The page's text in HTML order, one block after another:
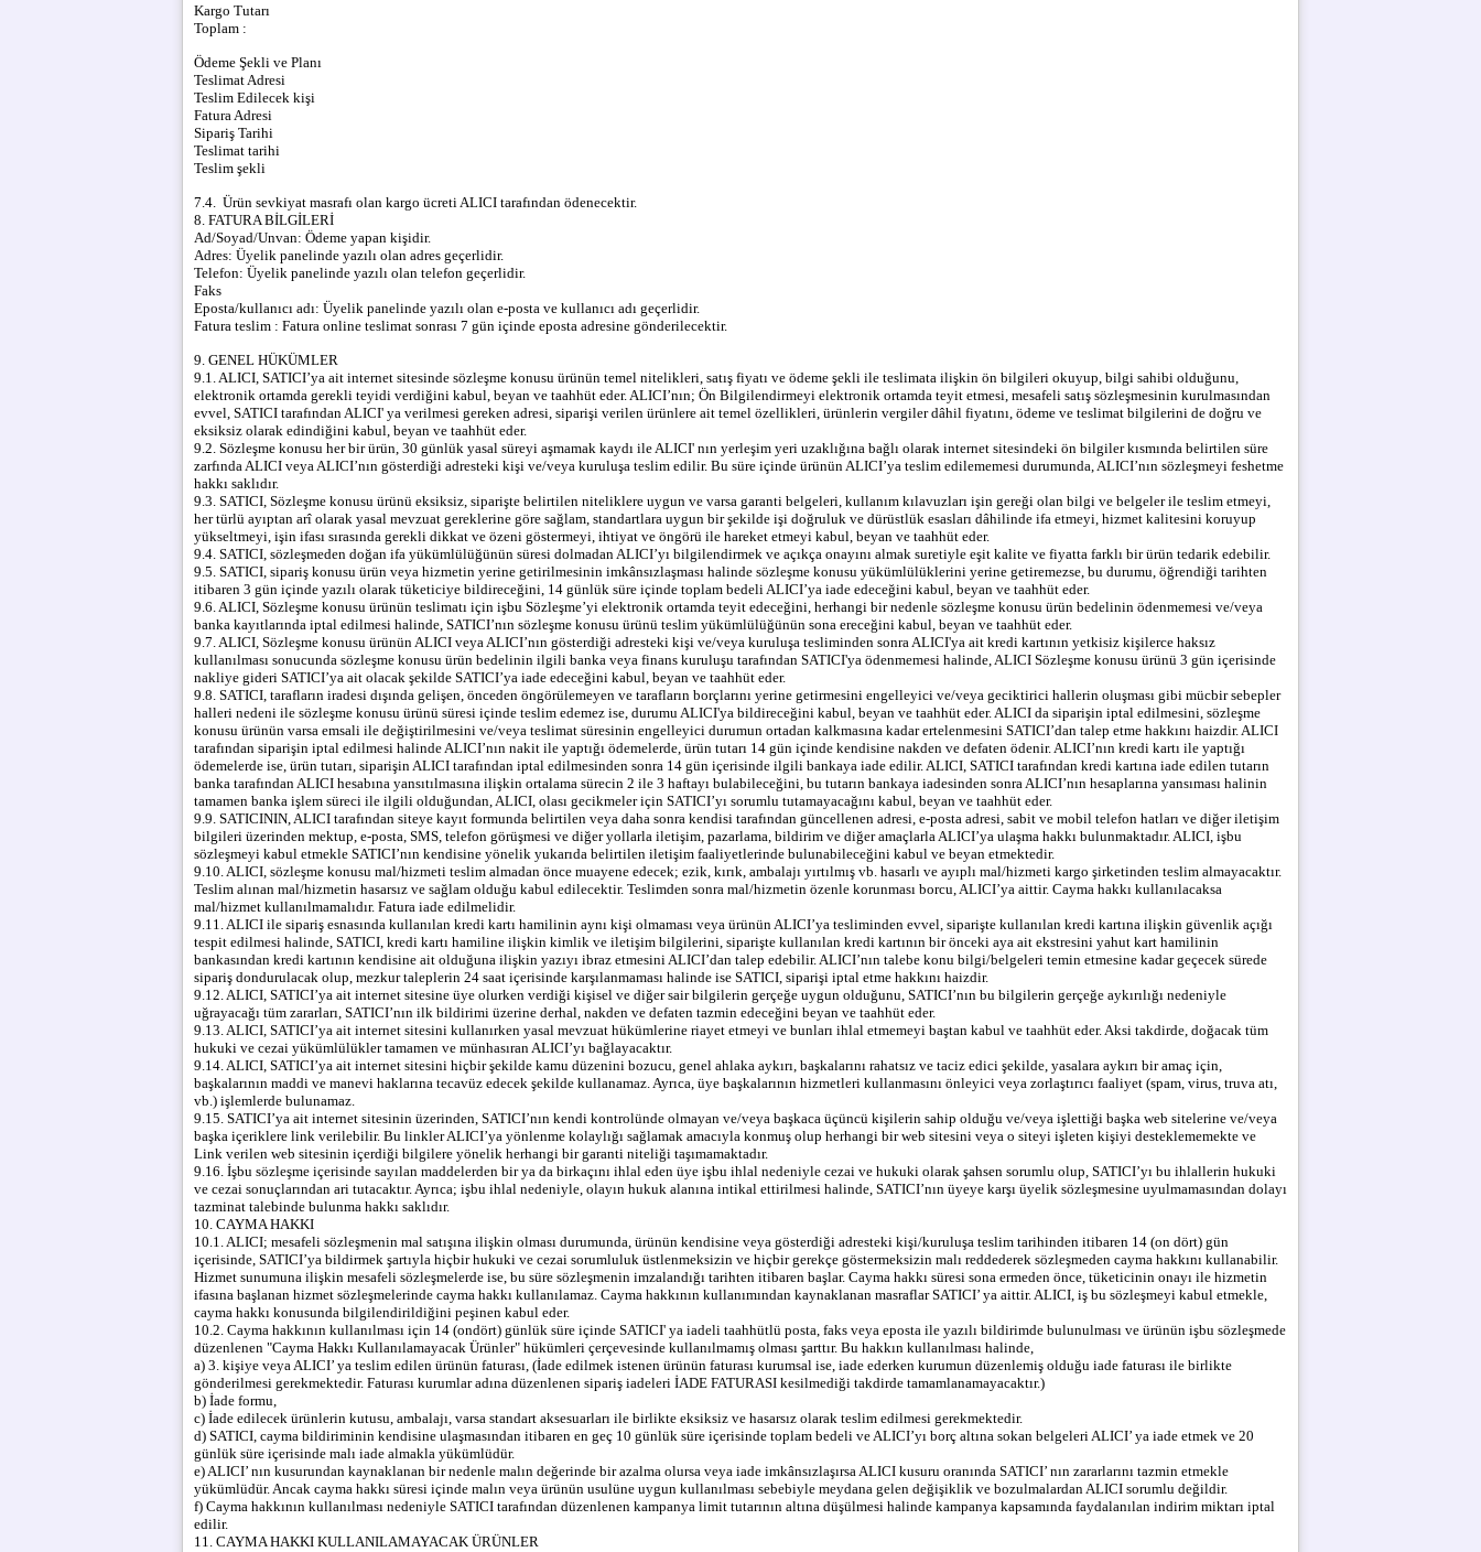
Kargo Tutarı
Toplam :
Ödeme Şekli ve Planı
Teslimat Adresi
Teslim Edilecek kişi
Fatura Adresi
Sipariş Tarihi
Teslimat tarihi
Teslim şekli
7.4. Ürün sevkiyat masrafı olan kargo ücreti ALICI tarafından ödenecektir.
8. FATURA BİLGİLERİ
Ad/Soyad/Unvan: Ödeme yapan kişidir.
Adres: Üyelik panelinde yazılı olan adres geçerlidir.
Telefon: Üyelik panelinde yazılı olan telefon geçerlidir.
Faks
Eposta/kullanıcı adı: Üyelik panelinde yazılı olan e-posta ve kullanıcı adı geçerlidir.
Fatura teslim : Fatura online teslimat sonrası 7 gün içinde eposta adresine gönderilecektir.
9. GENEL HÜKÜMLER
9.1. ALICI, SATICI’ya ait internet sitesinde sözleşme konusu ürünün temel nitelikleri, satış fiyatı ve ödeme şekli ile teslimata ilişkin ön bilgileri okuyup, bilgi sahibi olduğunu,
elektronik ortamda gerekli teyidi verdiğini kabul, beyan ve taahhüt eder. ALICI’nın; Ön Bilgilendirmeyi elektronik ortamda teyit etmesi, mesafeli satış sözleşmesinin kurulmasından
evvel, SATICI tarafından ALICI' ya verilmesi gereken adresi, siparişi verilen ürünlere ait temel özellikleri, ürünlerin vergiler dâhil fiyatını, ödeme ve teslimat bilgilerini de doğru ve
eksiksiz olarak edindiğini kabul, beyan ve taahhüt eder.
9.2. Sözleşme konusu her bir ürün, 30 günlük yasal süreyi aşmamak kaydı ile ALICI' nın yerleşim yeri uzaklığına bağlı olarak internet sitesindeki ön bilgiler kısmında belirtilen süre
zarfında ALICI veya ALICI’nın gösterdiği adresteki kişi ve/veya kuruluşa teslim edilir. Bu süre içinde ürünün ALICI’ya teslim edilememesi durumunda, ALICI’nın sözleşmeyi feshetme
hakkı saklıdır.
9.3. SATICI, Sözleşme konusu ürünü eksiksiz, siparişte belirtilen niteliklere uygun ve varsa garanti belgeleri, kullanım kılavuzları işin gereği olan bilgi ve belgeler ile teslim etmeyi,
her türlü ayıptan arî olarak yasal mevzuat gereklerine göre sağlam, standartlara uygun bir şekilde işi doğruluk ve dürüstlük esasları dâhilinde ifa etmeyi, hizmet kalitesini koruyup
yükseltmeyi, işin ifası sırasında gerekli dikkat ve özeni göstermeyi, ihtiyat ve öngörü ile hareket etmeyi kabul, beyan ve taahhüt eder.
9.4. SATICI, sözleşmeden doğan ifa yükümlülüğünün süresi dolmadan ALICI’yı bilgilendirmek ve açıkça onayını almak suretiyle eşit kalite ve fiyatta farklı bir ürün tedarik edebilir.
9.5. SATICI, sipariş konusu ürün veya hizmetin yerine getirilmesinin imkânsızlaşması halinde sözleşme konusu yükümlülüklerini yerine getiremezse, bu durumu, öğrendiği tarihten
itibaren 3 gün içinde yazılı olarak tüketiciye bildireceğini, 14 günlük süre içinde toplam bedeli ALICI’ya iade edeceğini kabul, beyan ve taahhüt eder.
9.6. ALICI, Sözleşme konusu ürünün teslimatı için işbu Sözleşme’yi elektronik ortamda teyit edeceğini, herhangi bir nedenle sözleşme konusu ürün bedelinin ödenmemesi ve/veya
banka kayıtlarında iptal edilmesi halinde, SATICI’nın sözleşme konusu ürünü teslim yükümlülüğünün sona ereceğini kabul, beyan ve taahhüt eder.
9.7. ALICI, Sözleşme konusu ürünün ALICI veya ALICI’nın gösterdiği adresteki kişi ve/veya kuruluşa tesliminden sonra ALICI'ya ait kredi kartının yetkisiz kişilerce haksız
kullanılması sonucunda sözleşme konusu ürün bedelinin ilgili banka veya finans kuruluşu tarafından SATICI'ya ödenmemesi halinde, ALICI Sözleşme konusu ürünü 3 gün içerisinde
nakliye gideri SATICI’ya ait olacak şekilde SATICI’ya iade edeceğini kabul, beyan ve taahhüt eder.
9.8. SATICI, tarafların iradesi dışında gelişen, önceden öngörülemeyen ve tarafların borçlarını yerine getirmesini engelleyici ve/veya geciktirici hallerin oluşması gibi mücbir sebepler
halleri nedeni ile sözleşme konusu ürünü süresi içinde teslim edemez ise, durumu ALICI'ya bildireceğini kabul, beyan ve taahhüt eder. ALICI da siparişin iptal edilmesini, sözleşme
konusu ürünün varsa emsali ile değiştirilmesini ve/veya teslimat süresinin engelleyici durumun ortadan kalkmasına kadar ertelenmesini SATICI’dan talep etme hakkını haizdir. ALICI
tarafından siparişin iptal edilmesi halinde ALICI’nın nakit ile yaptığı ödemelerde, ürün tutarı 14 gün içinde kendisine nakden ve defaten ödenir. ALICI’nın kredi kartı ile yaptığı
ödemelerde ise, ürün tutarı, siparişin ALICI tarafından iptal edilmesinden sonra 14 gün içerisinde ilgili bankaya iade edilir. ALICI, SATICI tarafından kredi kartına iade edilen tutarın
banka tarafından ALICI hesabına yansıtılmasına ilişkin ortalama sürecin 2 ile 3 haftayı bulabileceğini, bu tutarın bankaya iadesinden sonra ALICI’nın hesaplarına yansıması halinin
tamamen banka işlem süreci ile ilgili olduğundan, ALICI, olası gecikmeler için SATICI’yı sorumlu tutamayacağını kabul, beyan ve taahhüt eder.
9.9. SATICININ, ALICI tarafından siteye kayıt formunda belirtilen veya daha sonra kendisi tarafından güncellenen adresi, e-posta adresi, sabit ve mobil telefon hatları ve diğer iletişim
bilgileri üzerinden mektup, e-posta, SMS, telefon görüşmesi ve diğer yollarla iletişim, pazarlama, bildirim ve diğer amaçlarla ALICI’ya ulaşma hakkı bulunmaktadır. ALICI, işbu
sözleşmeyi kabul etmekle SATICI’nın kendisine yönelik yukarıda belirtilen iletişim faaliyetlerinde bulunabileceğini kabul ve beyan etmektedir.
9.10. ALICI, sözleşme konusu mal/hizmeti teslim almadan önce muayene edecek; ezik, kırık, ambalajı yırtılmış vb. hasarlı ve ayıplı mal/hizmeti kargo şirketinden teslim almayacaktır.
Teslim alınan mal/hizmetin hasarsız ve sağlam olduğu kabul edilecektir. Teslimden sonra mal/hizmetin özenle korunması borcu, ALICI’ya aittir. Cayma hakkı kullanılacaksa
mal/hizmet kullanılmamalıdır. Fatura iade edilmelidir.
9.11. ALICI ile sipariş esnasında kullanılan kredi kartı hamilinin aynı kişi olmaması veya ürünün ALICI’ya tesliminden evvel, siparişte kullanılan kredi kartına ilişkin güvenlik açığı
tespit edilmesi halinde, SATICI, kredi kartı hamiline ilişkin kimlik ve iletişim bilgilerini, siparişte kullanılan kredi kartının bir önceki aya ait ekstresini yahut kart hamilinin
bankasından kredi kartının kendisine ait olduğuna ilişkin yazıyı ibraz etmesini ALICI’dan talep edebilir. ALICI’nın talebe konu bilgi/belgeleri temin etmesine kadar geçecek sürede
sipariş dondurulacak olup, mezkur taleplerin 24 saat içerisinde karşılanmaması halinde ise SATICI, siparişi iptal etme hakkını haizdir.
9.12. ALICI, SATICI’ya ait internet sitesine üye olurken verdiği kişisel ve diğer sair bilgilerin gerçeğe uygun olduğunu, SATICI’nın bu bilgilerin gerçeğe aykırılığı nedeniyle
uğrayacağı tüm zararları, SATICI’nın ilk bildirimi üzerine derhal, nakden ve defaten tazmin edeceğini beyan ve taahhüt eder.
9.13. ALICI, SATICI’ya ait internet sitesini kullanırken yasal mevzuat hükümlerine riayet etmeyi ve bunları ihlal etmemeyi baştan kabul ve taahhüt eder. Aksi takdirde, doğacak tüm
hukuki ve cezai yükümlülükler tamamen ve münhasıran ALICI’yı bağlayacaktır.
9.14. ALICI, SATICI’ya ait internet sitesini hiçbir şekilde kamu düzenini bozucu, genel ahlaka aykırı, başkalarını rahatsız ve taciz edici şekilde, yasalara aykırı bir amaç için,
başkalarının maddi ve manevi haklarına tecavüz edecek şekilde kullanamaz. Ayrıca, üye başkalarının hizmetleri kullanmasını önleyici veya zorlaştırıcı faaliyet (spam, virus, truva atı,
vb.) işlemlerde bulunamaz.
9.15. SATICI’ya ait internet sitesinin üzerinden, SATICI’nın kendi kontrolünde olmayan ve/veya başkaca üçüncü kişilerin sahip olduğu ve/veya işlettiği başka web sitelerine ve/veya
başka içeriklere link verilebilir. Bu linkler ALICI’ya yönlenme kolaylığı sağlamak amacıyla konmuş olup herhangi bir web sitesini veya o siteyi işleten kişiyi desteklememekte ve
Link verilen web sitesinin içerdiği bilgilere yönelik herhangi bir garanti niteliği taşımamaktadır.
9.16. İşbu sözleşme içerisinde sayılan maddelerden bir ya da birkaçını ihlal eden üye işbu ihlal nedeniyle cezai ve hukuki olarak şahsen sorumlu olup, SATICI’yı bu ihlallerin hukuki
ve cezai sonuçlarından ari tutacaktır. Ayrıca; işbu ihlal nedeniyle, olayın hukuk alanına intikal ettirilmesi halinde, SATICI’nın üyeye karşı üyelik sözleşmesine uyulmamasından dolayı
tazminat talebinde bulunma hakkı saklıdır.
10. CAYMA HAKKI
10.1. ALICI; mesafeli sözleşmenin mal satışına ilişkin olması durumunda, ürünün kendisine veya gösterdiği adresteki kişi/kuruluşa teslim tarihinden itibaren 14 (on dört) gün
içerisinde, SATICI’ya bildirmek şartıyla hiçbir hukuki ve cezai sorumluluk üstlenmeksizin ve hiçbir gerekçe göstermeksizin malı reddederek sözleşmeden cayma hakkını kullanabilir.
Hizmet sunumuna ilişkin mesafeli sözleşmelerde ise, bu süre sözleşmenin imzalandığı tarihten itibaren başlar. Cayma hakkı süresi sona ermeden önce, tüketicinin onayı ile hizmetin
ifasına başlanan hizmet sözleşmelerinde cayma hakkı kullanılamaz. Cayma hakkının kullanımından kaynaklanan masraflar SATICI’ ya aittir. ALICI, iş bu sözleşmeyi kabul etmekle,
cayma hakkı konusunda bilgilendirildiğini peşinen kabul eder.
10.2. Cayma hakkının kullanılması için 14 (ondört) günlük süre içinde SATICI' ya iadeli taahhütlü posta, faks veya eposta ile yazılı bildirimde bulunulması ve ürünün işbu sözleşmede
düzenlenen "Cayma Hakkı Kullanılamayacak Ürünler" hükümleri çerçevesinde kullanılmamış olması şarttır. Bu hakkın kullanılması halinde,
a) 3. kişiye veya ALICI’ ya teslim edilen ürünün faturası, (İade edilmek istenen ürünün faturası kurumsal ise, iade ederken kurumun düzenlemiş olduğu iade faturası ile birlikte
gönderilmesi gerekmektedir. Faturası kurumlar adına düzenlenen sipariş iadeleri İADE FATURASI kesilmediği takdirde tamamlanamayacaktır.)
b) İade formu,
c) İade edilecek ürünlerin kutusu, ambalajı, varsa standart aksesuarları ile birlikte eksiksiz ve hasarsız olarak teslim edilmesi gerekmektedir.
d) SATICI, cayma bildiriminin kendisine ulaşmasından itibaren en geç 10 günlük süre içerisinde toplam bedeli ve ALICI’yı borç altına sokan belgeleri ALICI’ ya iade etmek ve 20
günlük süre içerisinde malı iade almakla yükümlüdür.
e) ALICI’ nın kusurundan kaynaklanan bir nedenle malın değerinde bir azalma olursa veya iade imkânsızlaşırsa ALICI kusuru oranında SATICI’ nın zararlarını tazmin etmekle
yükümlüdür. Ancak cayma hakkı süresi içinde malın veya ürünün usulüne uygun kullanılması sebebiyle meydana gelen değişiklik ve bozulmalardan ALICI sorumlu değildir.
f) Cayma hakkının kullanılması nedeniyle SATICI tarafından düzenlenen kampanya limit tutarının altına düşülmesi halinde kampanya kapsamında faydalanılan indirim miktarı iptal
edilir.
11. CAYMA HAKKI KULLANILAMAYACAK ÜRÜNLER